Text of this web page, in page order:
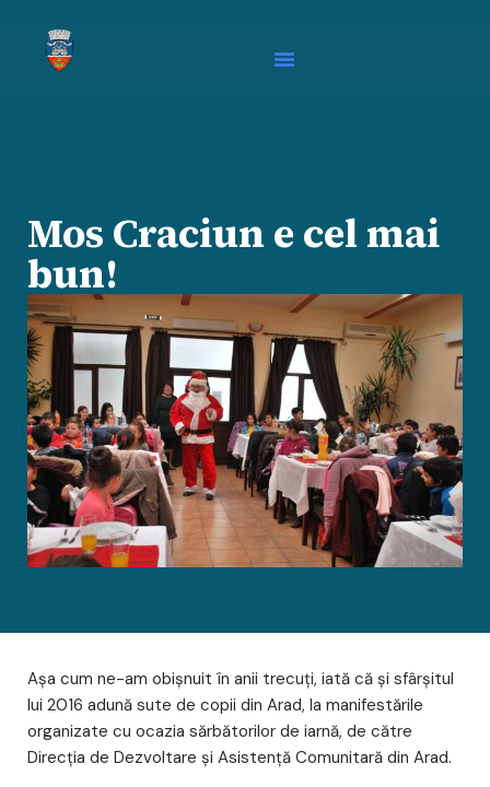
Mos Craciun e cel mai
bun!
Așa cum ne-am obișnuit în anii trecuţi, iată că și sfârşitul
lui 2016 adună sute de copii din Arad, la manifestările
organizate cu ocazia sărbătorilor de iarnă, de către
Direcţia de Dezvoltare şi Asistenţă Comunitară din Arad.